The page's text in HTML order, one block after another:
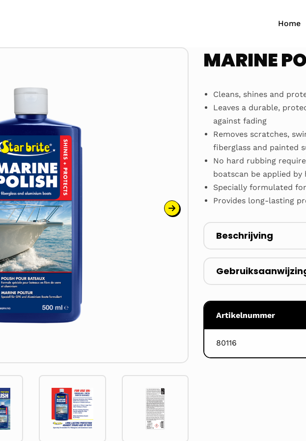
Home
MARINE
Cleans, shines and
Leaves a durable,
against fading
Removes scratches,
fiberglass and painted
No hard rubbing
boatscan be applied
Specially formulated
Provides long-lasting
Beschrijving
Artikelnummer
80116